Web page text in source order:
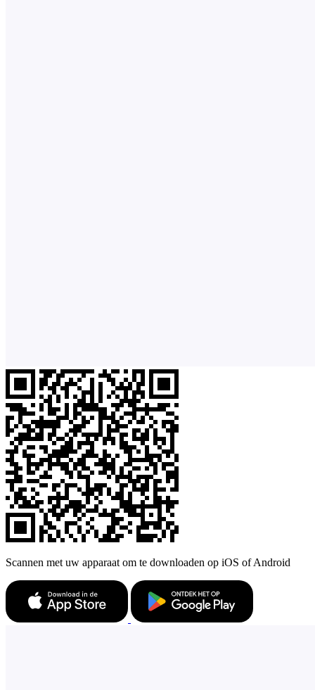
Scannen met uw apparaat om te downloaden op iOS of Android